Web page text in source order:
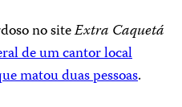
no siteExtra Caquetá
de um cantor local
matou duas pessoas.